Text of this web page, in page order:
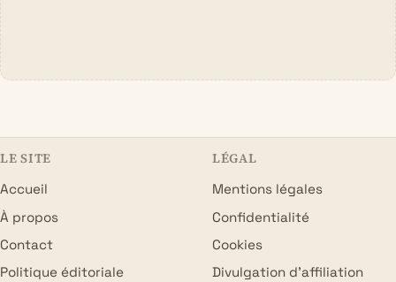
LE SITE
Accueil
À propos
Contact
Politique éditoriale
LÉGAL
Mentions légales
Confidentialité
Cookies
Divulgation d’affiliation